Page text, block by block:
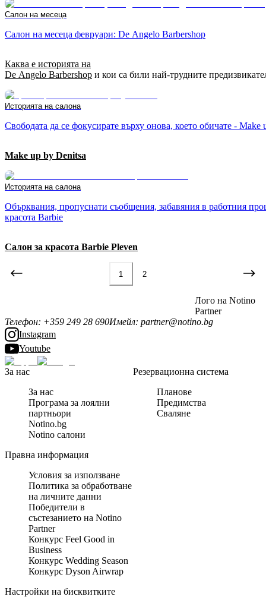
Салон на месеца
Салон на месеца февруари: De Angelo Barbershop
Каква е историята на
De Angelo Barbershop и кои са били най-трудните
Историята на салона
Свободата да се фокусирате върху онова, което обичате - Make
Make up by Denitsa
Историята на салона
Обърквания, пропуснати съобщения, забавяния в работния
красота Barbie
Салон за красота Barbie Pleven
1 2
Лого на Notino
Partner
Телефон: +359 249 28 690Имейл: partner@notino.bg
Instagram
Youtube
За нас
За нас
Програма за лоялни
партньори
Notino.bg
Notino салони
Резервационна система
Планове
Предимства
Сваляне
Правна информация
Условия за използване
Политика за обработване
на личните данни
Победители в
състезанието на Notino
Partner
Конкурс Feel Good in
Business
Конкурс Wedding Season
Конкурс Dyson Airwrap
Настройки на бисквитките